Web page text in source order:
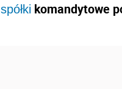
spółki komandytowe